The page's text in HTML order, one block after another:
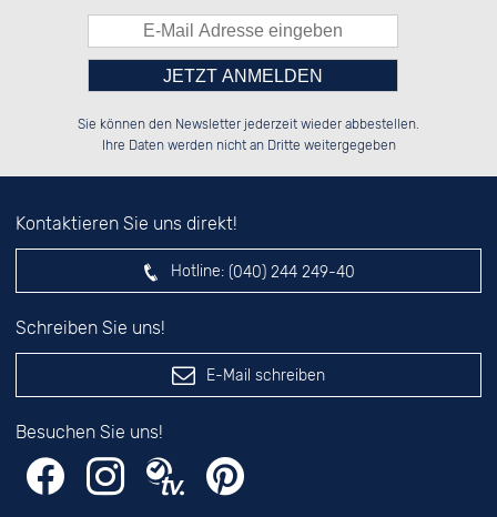
░░░░██░░██░░██░░░░░░██░░░░░░██░░
░░████░░██████░░░░████░░░░████░░
██░░░░░░██░░██░░██░░░░░░██░░░░░░
Bitte tragen Sie die Zahl in
das nebenstehende Feld ein.
Sie können den Newsletter jederzeit wieder abbestellen.
Ihre Daten werden nicht an Dritte weitergegeben
Kontaktieren Sie uns direkt!
Hotline: (040) 244 249-40
Schreiben Sie uns!
E-Mail schreiben
Besuchen Sie uns!